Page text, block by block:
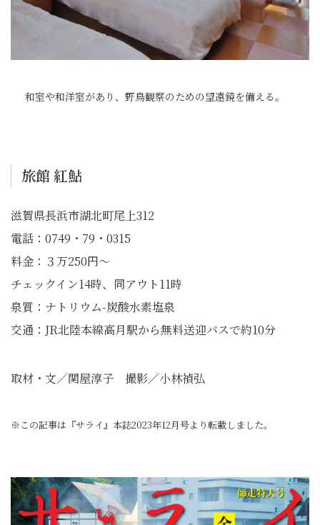
和室や和洋室があり、野鳥観察のための望遠鏡を備える。
旅館 紅鮎
滋賀県長浜市湖北町尾上312
電話：0749・79・0315
料金：３万250円～
チェックイン14時、同アウト11時
泉質：ナトリウム-炭酸水素塩泉
交通：JR北陸本線高月駅から無料送迎バスで約10分
取材・文／関屋淳子 撮影／小林禎弘
※この記事は『サライ』本誌2023年12月号より転載しました。